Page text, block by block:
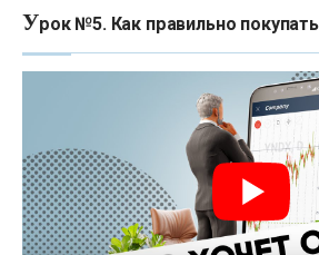
Урок №5. Как правильно